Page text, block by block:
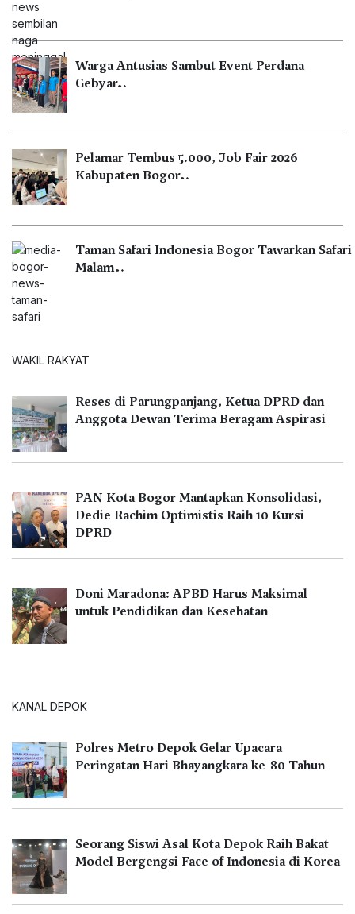
Warga Antusias Sambut Event Perdana
Gebyar…
Pelamar Tembus 5.000, Job Fair 2026
Kabupaten Bogor…
Taman Safari Indonesia Bogor Tawarkan Safari
Malam…
WAKIL RAKYAT
Reses di Parungpanjang, Ketua DPRD dan
Anggota Dewan Terima Beragam Aspirasi
PAN Kota Bogor Mantapkan Konsolidasi,
Dedie Rachim Optimistis Raih 10 Kursi
DPRD
Doni Maradona: APBD Harus Maksimal
untuk Pendidikan dan Kesehatan
KANAL DEPOK
Polres Metro Depok Gelar Upacara
Peringatan Hari Bhayangkara ke-80 Tahun
Seorang Siswi Asal Kota Depok Raih Bakat
Model Bergengsi Face of Indonesia di Korea